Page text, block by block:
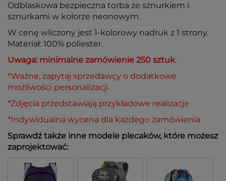
Odblaskowa bezpieczna torba ze sznurkiem i
sznurkami w kolorze neonowym.
W cenę wliczony jest 1-kolorowy nadruk z 1 strony.
Materiał: 100% poliester.
Uwaga: minimalne zamówienie 250 sztuk.
*Ważne, zapytaj sprzedawcy o dodatkowe
możliwości personalizacji.
*Zdjęcia przedstawiają przykładowe realizacje
*Indywidualna wycena dla każdego zamówienia
Sprawdź także inne modele plecaków, które możesz
zaprojektować: